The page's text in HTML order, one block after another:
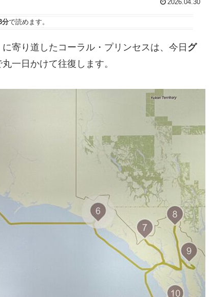
2026.04.30
分で読めます。
寄り道したコーラル・プリンセスは、今日 グ
一日かけて往復します。